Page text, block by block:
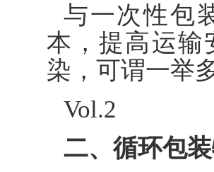
与一次性包
本，提高运输
染，可谓一举
Vol.2
二、循环包